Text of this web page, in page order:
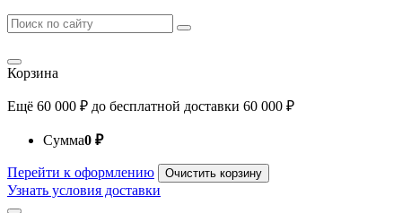
Корзина
Ещё 60 000 ₽ до бесплатной доставки 60 000 ₽
Сумма0 ₽
Перейти к оформлению Очистить корзину
Узнать условия доставки